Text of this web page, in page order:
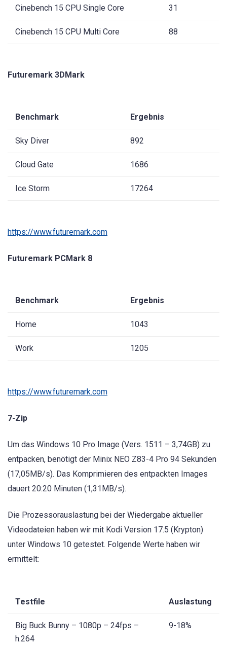
Cinebench 15 CPU Single Core 31
Cinebench 15 CPU Multi Core 88
Futuremark 3DMark
Benchmark Ergebnis
Sky Diver 892
Cloud Gate 1686
Ice Storm 17264
https://www.futuremark.com
Futuremark PCMark 8
Benchmark Ergebnis
Home 1043
Work 1205
https://www.futuremark.com
7-Zip
Um das Windows 10 Pro Image (Vers. 1511 – 3,74GB) zu
entpacken, benötigt der Minix NEO Z83-4 Pro 94 Sekunden
(17,05MB/s). Das Komprimieren des entpackten Images
dauert 20:20 Minuten (1,31MB/s).
Die Prozessorauslastung bei der Wiedergabe aktueller
Videodateien haben wir mit Kodi Version 17.5 (Krypton)
unter Windows 10 getestet. Folgende Werte haben wir
ermittelt:
Testfile Auslastung
Big Buck Bunny – 1080p – 24fps –
h.264
9-18%